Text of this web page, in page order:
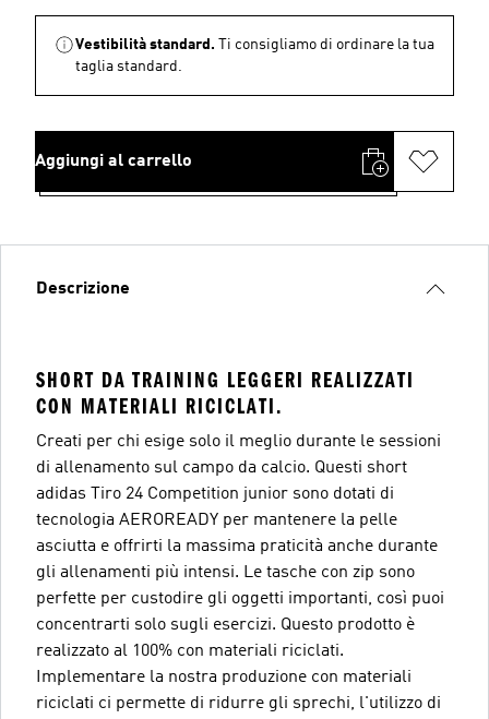
Vestibilità standard.
Ti consigliamo di ordinare la tua
taglia standard.
Aggiungi al carrello
Descrizione
SHORT DA TRAINING LEGGERI REALIZZATI
CON MATERIALI RICICLATI.
Creati per chi esige solo il meglio durante le sessioni
di allenamento sul campo da calcio. Questi short
adidas Tiro 24 Competition junior sono dotati di
tecnologia AEROREADY per mantenere la pelle
asciutta e offrirti la massima praticità anche durante
gli allenamenti più intensi. Le tasche con zip sono
perfette per custodire gli oggetti importanti, così puoi
concentrarti solo sugli esercizi. Questo prodotto è
realizzato al 100% con materiali riciclati.
Implementare la nostra produzione con materiali
riciclati ci permette di ridurre gli sprechi, l'utilizzo di